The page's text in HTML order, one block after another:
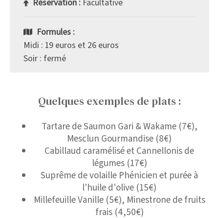
Formules :
Midi : 19 euros et 26 euros
Soir : fermé
Quelques exemples de plats :
Tartare de Saumon Gari & Wakame (7€),
Mesclun Gourmandise (8€)
Cabillaud caramélisé et Cannellonis de
légumes (17€)
Suprême de volaille Phénicien et purée à
l'huile d'olive (15€)
Millefeuille Vanille (5€), Minestrone de fruits
frais (4,50€)